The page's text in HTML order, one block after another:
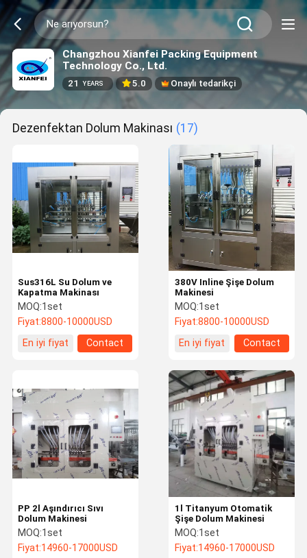
Changzhou Xianfei Packing Equipment
Technology Co., Ltd.
21 YEARS 5.0 Onaylı tedarikçi
Dezenfektan Dolum Makinası (17)
Sus316L Su Dolum ve
Kapatma Makinası
MOQ:1set
Fiyat:8800-10000USD
En iyi fiyat
Contact
380V Inline Şişe Dolum
Makinesi
MOQ:1set
Fiyat:8800-10000USD
En iyi fiyat
Contact
PP 2l Aşındırıcı Sıvı
Dolum Makinesi
MOQ:1set
Fiyat:14960-17000USD
1l Titanyum Otomatik
Şişe Dolum Makinesi
MOQ:1set
Fiyat:14960-17000USD